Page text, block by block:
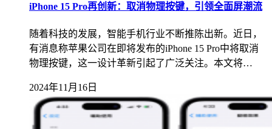
iPhone 15 Pro再创新：取消物理按键，引领全面屏潮流
随着科技的发展，智能手机行业不断推陈出新。近日，
有消息称苹果公司在即将发布的iPhone 15 Pro中将取消
物理按键，这一设计革新引起了广泛关注。本文将…
2024年11月16日